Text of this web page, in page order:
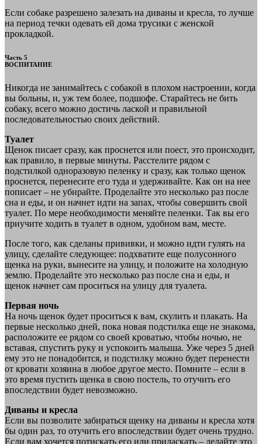
Если собаке разрешено залезать на диваны и кресла, то лучше
на период течки одевать ей дома трусики с женской
прокладкой.
Часть 5
ВОСПИТАНИЕ
Никогда не занимайтесь с собакой в плохом настроении, когда
вы больны, и, уж тем более, подшофе. Старайтесь не бить
собаку, всего можно достичь лаской и правильной
последовательностью своих действий.
Туалет
Щенок писает сразу, как проснется или поест, это происходит,
как правило, в первые минуты. Расстелите рядом с
подстилкой одноразовую пеленку и сразу, как только щенок
проснется, перенесите его туда и удерживайте. Как он на нее
пописает – не убирайте. Проделайте это несколько раз после
сна и еды, и он начнет идти на запах, чтобы совершить свой
туалет. По мере необходимости меняйте пеленки. Так вы его
приучите ходить в туалет в одном, удобном вам, месте.
После того, как сделаны прививки, и можно идти гулять на
улицу, сделайте следующее: подхватите еще полусонного
щенка на руки, вынесите на улицу, и положите на холодную
землю. Проделайте это несколько раз после сна и еды, и
щенок начнет сам проситься на улицу для туалета.
Первая ночь
На ночь щенок будет проситься к вам, скулить и плакать. На
первые несколько дней, пока новая подстилка еще не знакома,
расположите ее рядом со своей кроватью, чтобы ночью, не
вставая, спустить руку и успокоить малыша. Уже через 5 дней
ему это не понадобится, и подстилку можно будет перенести
от кровати хозяина в любое другое место. Помните – если в
это время пустить щенка в свою постель, то отучить его
впоследствии будет невозможно.
Диваны и кресла
Если вы позволите забираться щенку на диваны и кресла хотя
бы один раз, то отучить его впоследствии будет очень трудно.
Если вам хочется потискать его или приласкать – делайте это